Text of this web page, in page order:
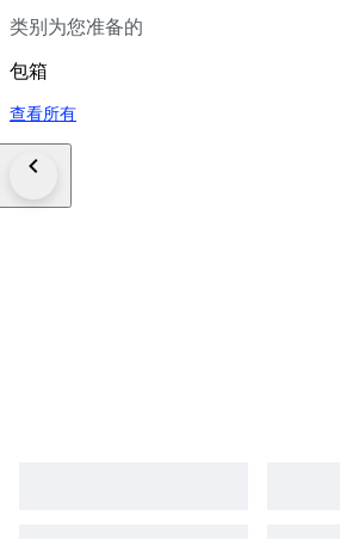
类别为您准备的
包箱
查看所有